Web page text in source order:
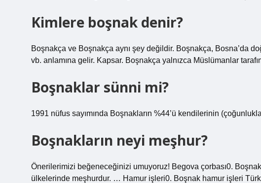
Kimlere boşnak denir?
Boşnakça ve Boşnakça aynı şey değildir. Boşnakça, Bosna’da
vb. anlamına gelir. Kapsar. Boşnakça yalnızca Müslümanlar
Boşnaklar sünni mi?
1991 nüfus sayımında Boşnakların %44’ü kendilerinin
Boşnakların neyi meşhur?
Önerilerimizi beğeneceğinizi umuyoruz! Begova çorbası0.
ülkelerinde meşhurdur. … Hamur işleri0. Boşnak hamur işleri